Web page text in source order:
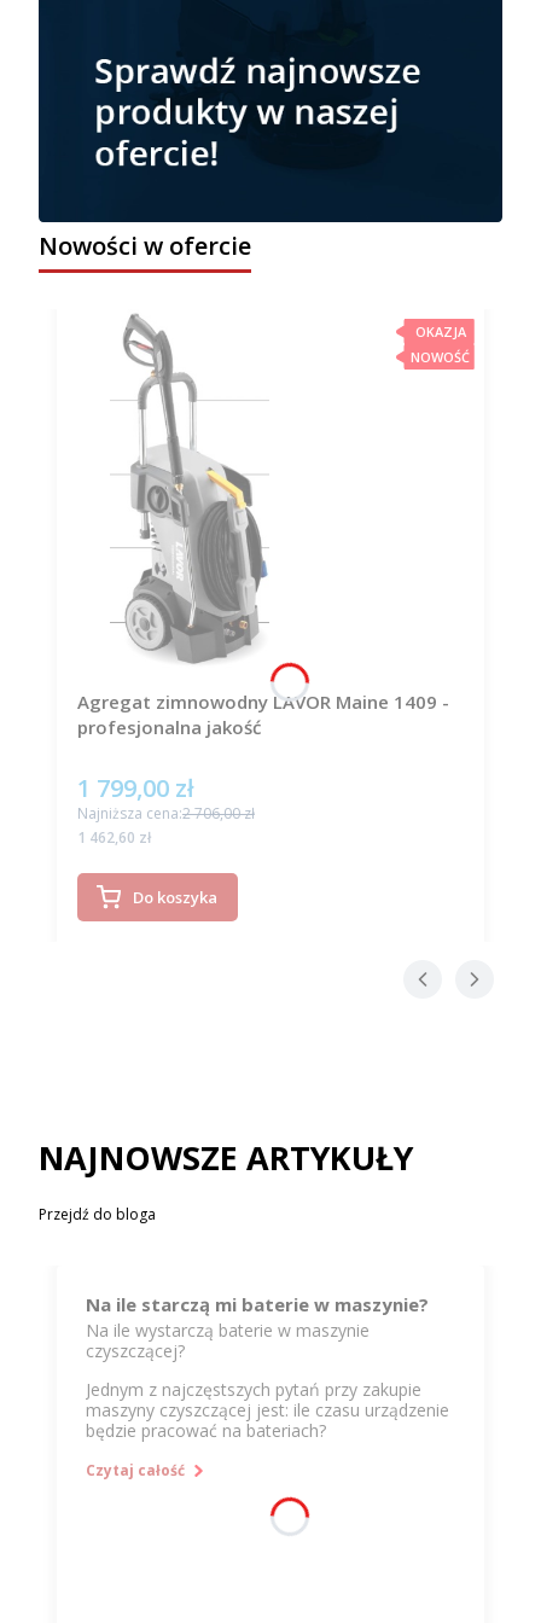
Nowości w ofercie
OKAZJA
NOWOŚĆ
Agregat zimnowodny LAVOR Maine 1409 -
profesjonalna jakość
Cena promocyjna
1 799,00 zł
Najniższa cena:2 706,00 zł
Cena
1 462,60 zł
Do koszyka
NAJNOWSZE ARTYKUŁY
Przejdź do bloga
Na ile starczą mi baterie w maszynie?
Na ile wystarczą baterie w maszynie
czyszczącej?
Jednym z najczęstszych pytań przy zakupie
maszyny czyszczącej jest: ile czasu urządzenie
będzie pracować na bateriach?
Odpowiedź zależy przede wszystkim od mocy
Czytaj całość